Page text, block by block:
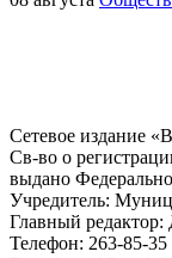
Сетевое издание
Cв-во о
выдано
Учредитель:
Главный
Телефон: 263-85-35